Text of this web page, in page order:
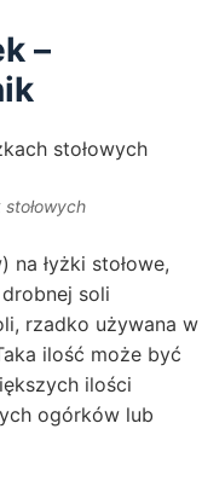
–
stołowych
na łyżki stołowe,
drobnej soli
rzadko używana w
ilość może być
ilości
ogórków lub